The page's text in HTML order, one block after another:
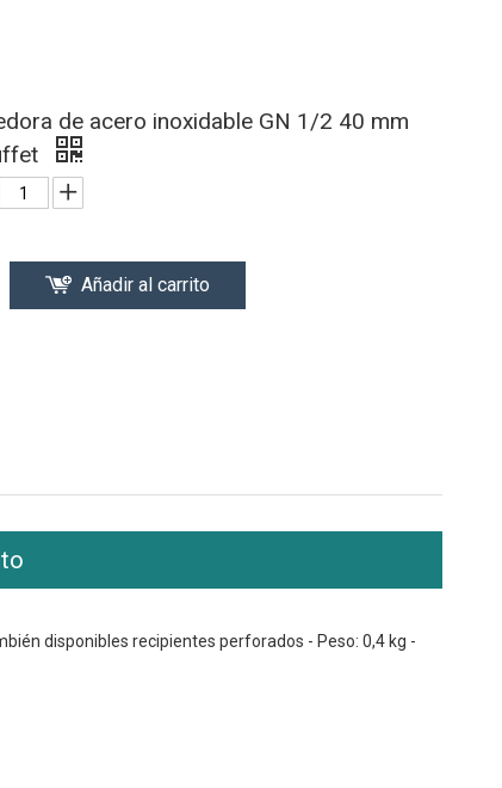
de acero inoxidable GN 1/2 40 mm
Añadir al carrito
disponibles recipientes perforados - Peso: 0,4 kg -